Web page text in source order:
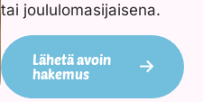
tai joululomasijaisena.
Lähetä avoin
hakemus